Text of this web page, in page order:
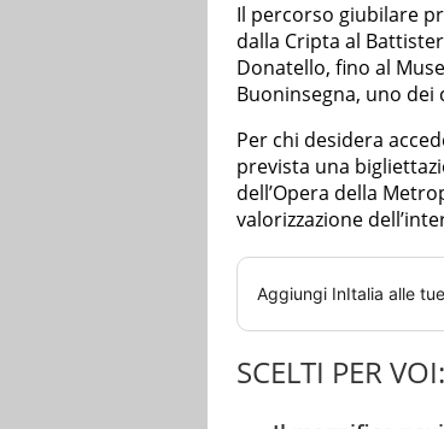
Il percorso giubilare
dalla Cripta al
Donatello, fino al
Buoninsegna, uno dei
Per chi desidera
prevista una
dell’Opera della
valorizzazione
Aggiungi InItalia alle
SCELTI PER VOI: